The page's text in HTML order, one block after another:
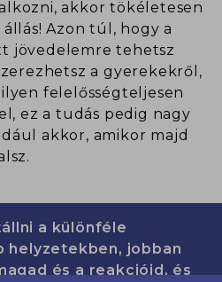
akkor tökéletesen
Azon túl, hogy a
jövedelemre tehetsz
a gyerekekről,
felelősségteljesen
ez a tudás pedig nagy
akkor, amikor majd
a különféle
helyzetekben, jobban
és a reakcióid, és